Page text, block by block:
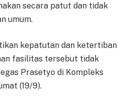
secara patut dan tidak
umum.
kepatutan dan ketertiban
fasilitas tersebut tidak
Prasetyo di Kompleks
(19/9).